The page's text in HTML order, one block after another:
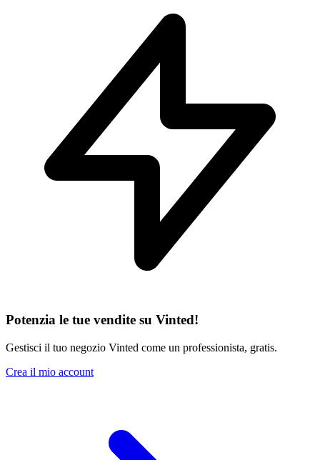
Potenzia le tue vendite su Vinted!
Gestisci il tuo negozio Vinted come un professionista, gratis.
Crea il mio account